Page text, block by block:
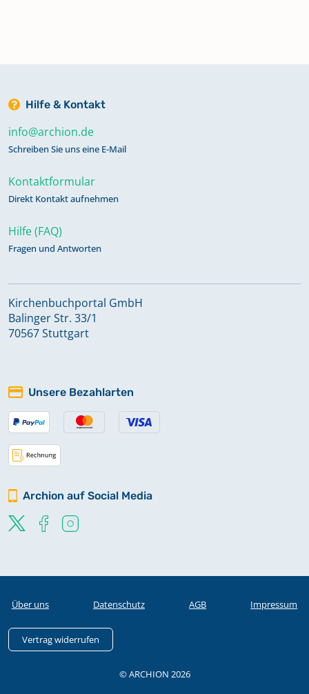
Hilfe & Kontakt
info@archion.de
Schreiben Sie uns eine E-Mail
Kontaktformular
Direkt Kontakt aufnehmen
Hilfe (FAQ)
Fragen und Antworten
Kirchenbuchportal GmbH
Balinger Str. 33/1
70567 Stuttgart
Unsere Bezahlarten
Archion auf Social Media
Über uns Datenschutz AGB Impressum
Vertrag widerrufen
© ARCHION 2026